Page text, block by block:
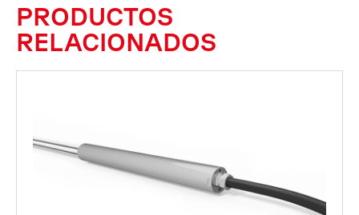
PRODUCTOS
RELACIONADOS